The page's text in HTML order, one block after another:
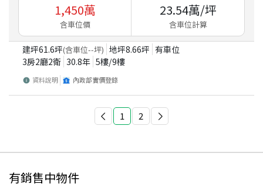
1,450萬
含車位價
23.54萬/坪
含車位計算
建坪61.6坪(含車位--坪) 地坪8.66坪 有車位
3房2廳2衛 30.8年 5樓/9樓
資料說明 內政部實價登錄
1 2
有銷售中物件